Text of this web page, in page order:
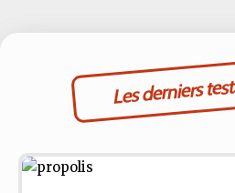
Les derniers